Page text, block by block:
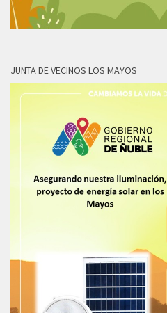
JUNTA DE VECINOS LOS MAYOS